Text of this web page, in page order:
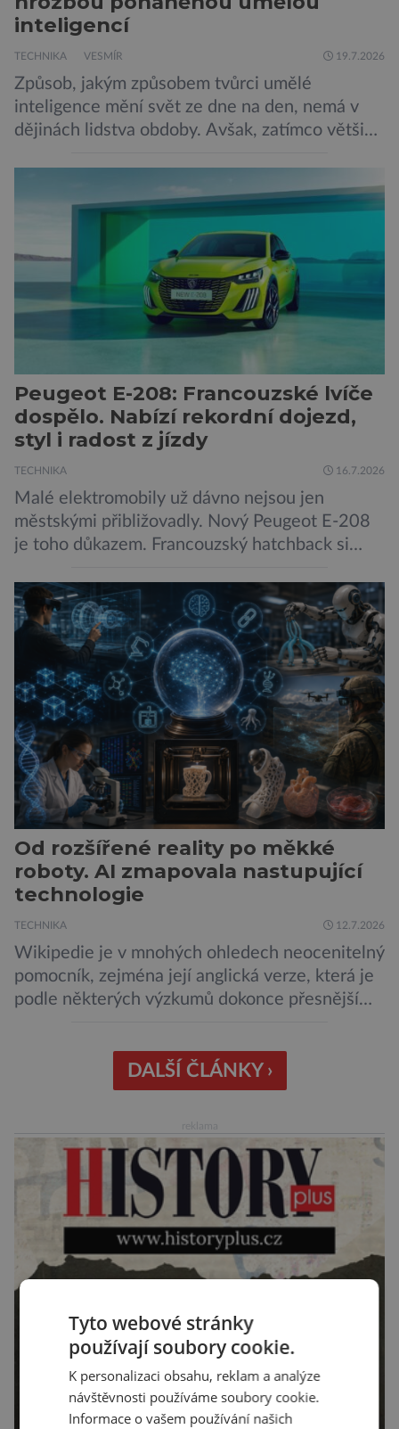
inteligencí
TECHNIKA VESMÍR 19.7.2026
Způsob, jakým způsobem tvůrci umělé
inteligence mění svět ze dne na den, nemá v
dějinách lidstva obdoby. Avšak, zatímco většina
bezpečnostní experti upozorňují na mnohem
méně nápadné riziko. Podle některých
odborníků by už během příštích dvou let mohly
pokročilé systémy AI výrazně usnadnit
kybernetické útoky […]
Peugeot E-208: Francouzské lvíče
dospělo. Nabízí rekordní dojezd,
styl i radost z jízdy
TECHNIKA 16.7.2026
Malé elektromobily už dávno nejsou jen
městskými přibližovadly. Nový Peugeot E-208
je toho důkazem. Francouzský hatchback si
dojezd a modernější technologie, ale hlavně
ukazuje, že i kompaktní elektromobil může být
autem, se kterým bez obav vyrazíte za hranice
města Peugeot se u modelu 208 trefil do
černého už […]
Od rozšířené reality po měkké
roboty. AI zmapovala nastupující
technologie
TECHNIKA 12.7.2026
Wikipedie je v mnohých ohledech neocenitelný
pomocník, zejména její anglická verze, která je
podle některých výzkumů dokonce přesnější
křišťálovou kouli, ze které umělá inteligence
věštila, které technologie v dohledné
Za vším stojí australští výzkumníci, kteří pomocí
umělé inteligence a […]
DALŠÍ ČLÁNKY ›
Tyto webové stránky
používají soubory cookie.
K personalizaci obsahu, reklam a analýze
návštěvnosti používáme soubory cookie.
Informace o vašem používání našich